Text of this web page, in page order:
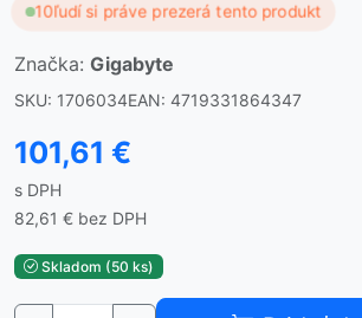
10ľudí si práve prezerá tento produkt
Značka: Gigabyte
SKU: 1706034EAN: 4719331864347
101,61 €
s DPH
82,61 € bez DPH
Skladom (50 ks)